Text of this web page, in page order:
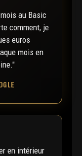
au Basic
comment, je
euros
mois en
en intérieur